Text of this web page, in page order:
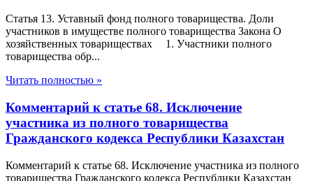
Статья 13. Уставный фонд полного товарищества. Доли
участников в имуществе полного товарищества Закона О
хозяйственных товариществах 1. Участники полного
товарищества обр...
Читать полностью »
Комментарий к статье 68. Исключение
участника из полного товарищества
Гражданского кодекса Республики Казахстан
Комментарий к статье 68. Исключение участника из полного
товарищества Гражданского кодекса Республики Казахстан